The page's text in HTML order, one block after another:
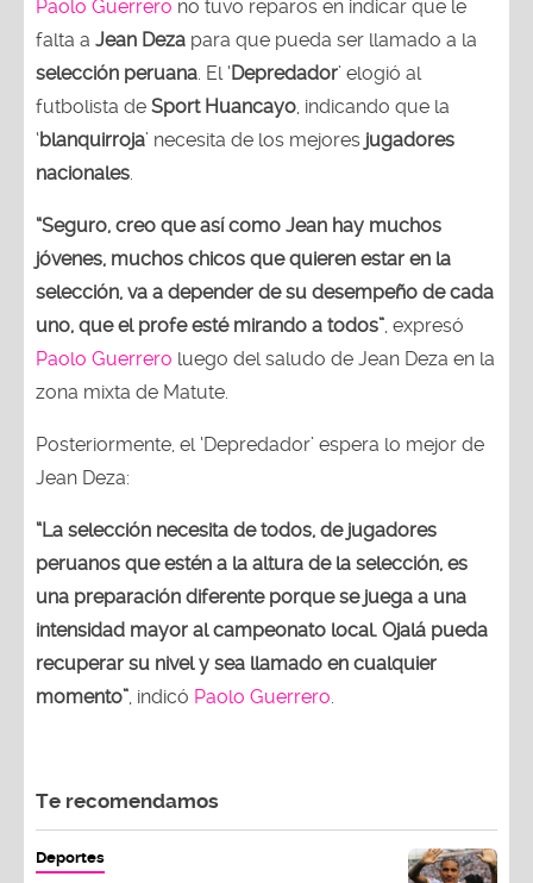
Paolo Guerrero no tuvo reparos en indicar que le
falta a Jean Deza para que pueda ser llamado a la
selección peruana . El ‘Depredador’ elogió al
futbolista de Sport Huancayo , indicando que la
‘blanquirroja’ necesita de los mejores jugadores
nacionales
“Seguro, creo que así como Jean hay muchos
jóvenes, muchos chicos que quieren estar en la
selección, va a depender de su desempeño de cada
uno, que el profe esté mirando a todos” , expresó
Paolo Guerrero luego del saludo de Jean Deza en la
zona mixta de Matute.
Posteriormente, el ‘Depredador’ espera lo mejor de
Jean Deza:
“La selección necesita de todos, de jugadores
peruanos que estén a la altura de la selección, es
una preparación diferente porque se juega a una
intensidad mayor al campeonato local. Ojalá pueda
recuperar su nivel y sea llamado en cualquier
momento” , indicó Paolo Guerrero
Te recomendamos
Deportes